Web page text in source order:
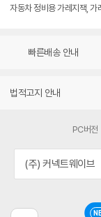
자동차 정비용 가레지잭, 가
빠른배송 안내
법적고지 안내
PC버전
(주) 커넥트웨이브